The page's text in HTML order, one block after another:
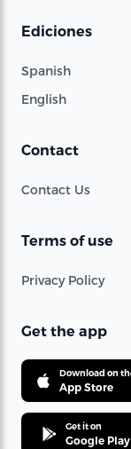
Ediciones
Spanish
English
Contact
Contact Us
Terms of use
Privacy Policy
Get the app
Download on
App Store
Get it on
Google Play